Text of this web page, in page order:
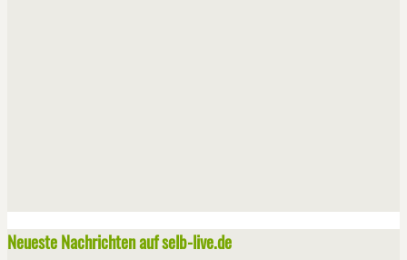
Neueste Nachrichten auf selb-live.de